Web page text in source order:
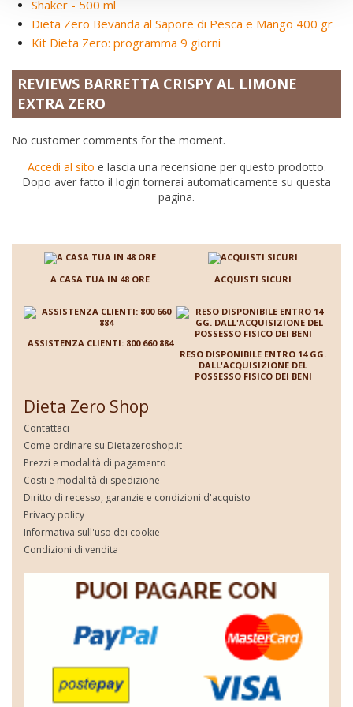
Shaker - 500 ml
Dieta Zero Bevanda al Sapore di Pesca e Mango 400 gr
Kit Dieta Zero: programma 9 giorni
REVIEWS BARRETTA CRISPY AL LIMONE
EXTRA ZERO
No customer comments for the moment.
Accedi al sito e lascia una recensione per questo prodotto.
Dopo aver fatto il login tornerai automaticamente su questa
pagina.
A CASA TUA IN 48 ORE ACQUISTI SICURI
ASSISTENZA CLIENTI: 800 660 884
RESO DISPONIBILE ENTRO 14 GG.
DALL'ACQUISIZIONE DEL
POSSESSO FISICO DEI BENI
Dieta Zero Shop
Contattaci
Come ordinare su Dietazeroshop.it
Prezzi e modalità di pagamento
Costi e modalità di spedizione
Diritto di recesso, garanzie e condizioni d'acquisto
Privacy policy
Informativa sull'uso dei cookie
Condizioni di vendita